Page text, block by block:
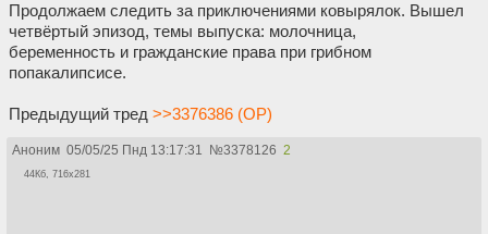
Продолжаем следить за приключениями ковырялок. Вышел
четвёртый эпизод, темы выпуска: молочница,
беременность и гражданские права при грибном
попакалипсисе.
Предыдущий тред >>3376386 (OP)
Аноним 05/05/25 Пнд 13:17:31 №3378126 2
44Кб, 716x281